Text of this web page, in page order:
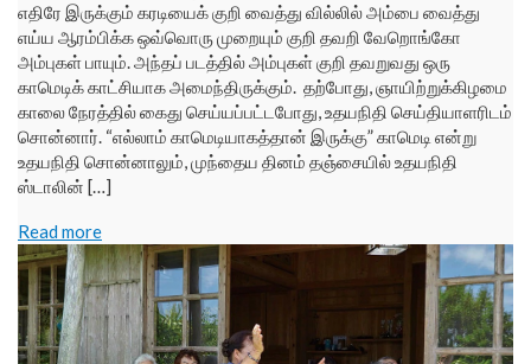
எதிரே இருக்கும் கரடியைக் குறி வைத்து வில்லில் அம்பை வைத்து
எய்ய ஆரம்பிக்க ஒவ்வொரு முறையும் குறி தவறி வேறொங்கோ
அம்புகள் பாயும். அந்தப் படத்தில் அம்புகள் குறி தவறுவது ஒரு
காமெடிக் காட்சியாக அமைந்திருக்கும். தற்போது, ஞாயிற்றுக்கிழமை
காலை நேரத்தில் கைது செய்யப்பட்டபோது, உதயநிதி செய்தியாளரிடம்
சொன்னார். “எல்லாம் காமெடியாகத்தான் இருக்கு” காமெடி என்று
உதயநிதி சொன்னாலும், முந்தைய தினம் தஞ்சையில் உதயநிதி
ஸ்டாலின் […]
Read more